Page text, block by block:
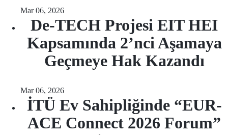
Mar 06, 2026
De-TECH Projesi EIT HEI
Kapsamında 2’nci Aşamaya
Geçmeye Hak Kazandı
Mar 06, 2026
İTÜ Ev Sahipliğinde “EUR-
ACE Connect 2026 Forum”